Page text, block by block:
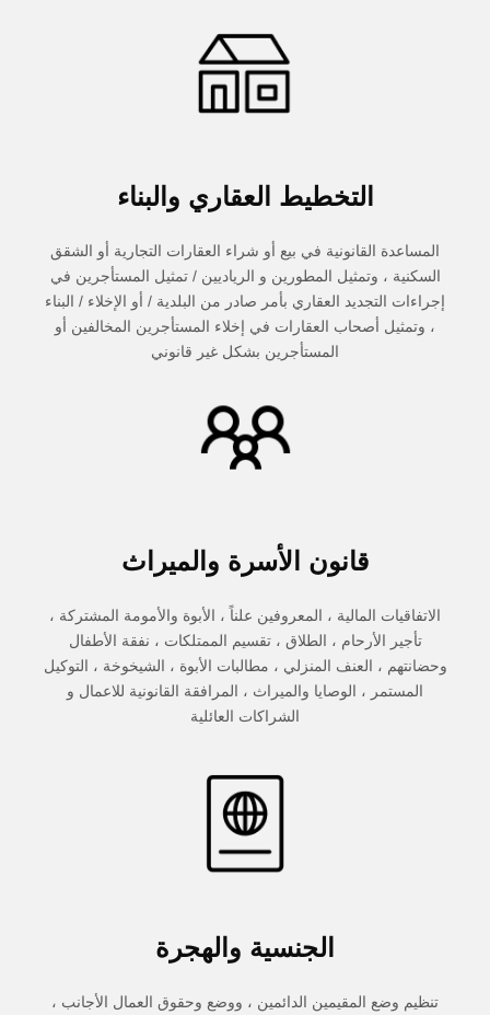
التخطيط العقاري والبناء
المساعدة القانونية في بيع أو شراء العقارات التجارية أو الشقق
السكنية ، وتمثيل المطورين و الرياديين / تمثيل المستأجرين في
إجراءات التجديد العقاري بأمر صادر من البلدية / أو الإخلاء / البناء
، وتمثيل أصحاب العقارات في إخلاء المستأجرين المخالفين أو
المستأجرين بشكل غير قانوني
قانون الأسرة والميراث
الاتفاقيات المالية ، المعروفين علناً ، الأبوة والأمومة المشتركة ،
تأجير الأرحام ، الطلاق ، تقسيم الممتلكات ، نفقة الأطفال
وحضانتهم ، العنف المنزلي ، مطالبات الأبوة ، الشيخوخة ، التوكيل
المستمر ، الوصايا والميراث ، المرافقة القانونية للاعمال و
الشراكات العائلية
الجنسية والهجرة
تنظيم وضع المقيمين الدائمين ، ووضع وحقوق العمال الأجانب ،